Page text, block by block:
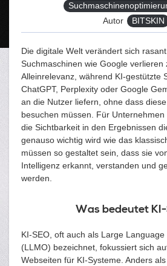
Autor
BITSKIN
Die digitale Welt verändert sich
Suchmaschinen wie Google verlieren
Alleinrelevanz, während KI-gestützte
ChatGPT, Perplexity oder Google
an die Nutzer liefern, ohne dass
besuchen müssen. Für
die Sichtbarkeit in den Ergebnissen
genauso wichtig wird wie das
müssen so gestaltet sein, dass sie
Intelligenz erkannt, verstanden und
werden.
Was bedeutet
KI-SEO, oft auch als Large
(LLMO) bezeichnet, fokussiert sich
Webseiten für KI-Systeme. Anders